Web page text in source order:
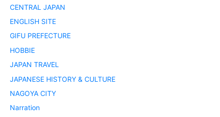
CENTRAL JAPAN
ENGLISH SITE
GIFU PREFECTURE
HOBBIE
JAPAN TRAVEL
JAPANESE HISTORY & CULTURE
NAGOYA CITY
Narration